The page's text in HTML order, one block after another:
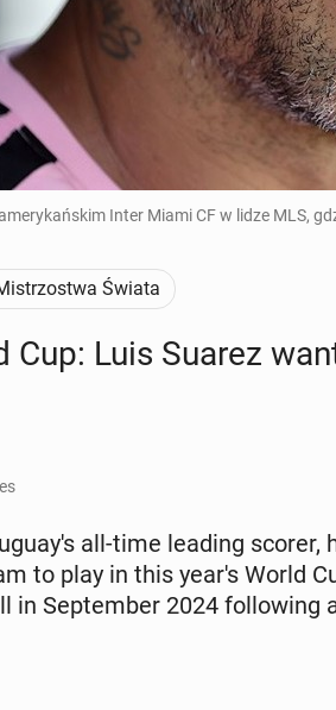
Inter Miami CF w lidze MLS,
Świata
Cup: Luis Suarez
all-time leading
to play in this year's World
in Sep­tem­ber 2024 fol­low­ing